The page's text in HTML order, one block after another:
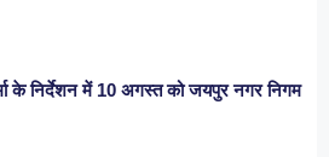
के निर्देशन में 10 अगस्त को जयपुर नगर निगम